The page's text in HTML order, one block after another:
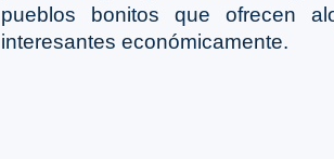
pueblos bonitos que ofrecen
interesantes económicamente.